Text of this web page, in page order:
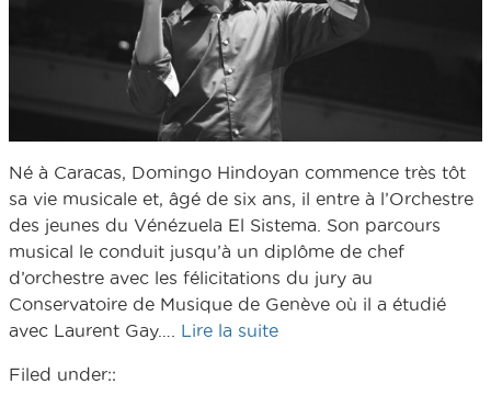
Né à Caracas, Domingo Hindoyan commence très tôt
sa vie musicale et, âgé de six ans, il entre à l’Orchestre
des jeunes du Vénézuela El Sistema. Son parcours
musical le conduit jusqu’à un diplôme de chef
d’orchestre avec les félicitations du jury au
Conservatoire de Musique de Genève où il a étudié
avec Laurent Gay…. Lire la suite
Filed under::